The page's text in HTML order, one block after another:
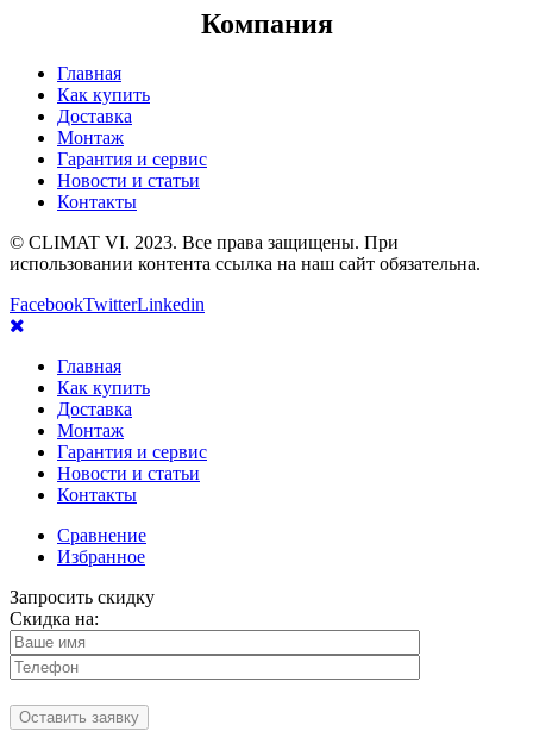
Компания
Главная
Как купить
Доставка
Монтаж
Гарантия и сервис
Новости и статьи
Контакты
© CLIMAT VI. 2023. Все права защищены. При
использовании контента ссылка на наш сайт обязательна.
FacebookTwitterLinkedin
Главная
Как купить
Доставка
Монтаж
Гарантия и сервис
Новости и статьи
Контакты
Сравнение
Избранное
Запросить скидку
Скидка на: